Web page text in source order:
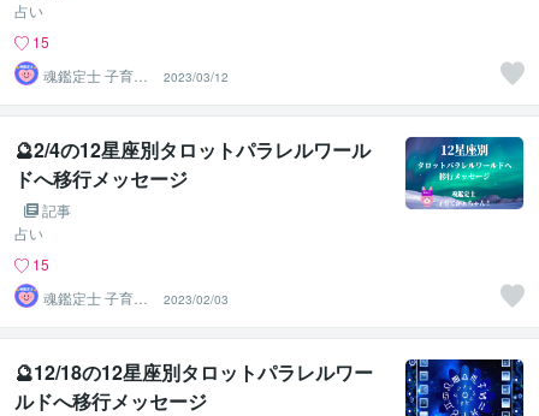
占い
15
魂鑑定士 子育て
かぁちゃん！
2023/03/12
🔮2/4の12星座別タロットパラレルワール
ドへ移行メッセージ
記事
占い
15
魂鑑定士 子育て
かぁちゃん！
2023/02/03
🔮12/18の12星座別タロットパラレルワー
ルドへ移行メッセージ